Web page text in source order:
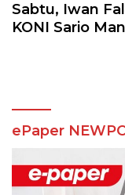
Sabtu, Iwan
KONI Sario
ePaper